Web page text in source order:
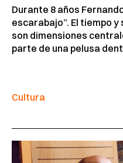
Durante 8 años
escarabajo”. El tiempo
son dimensiones
parte de una pelusa
Cultura